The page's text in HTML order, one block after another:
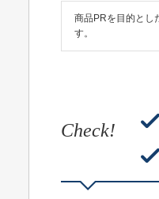
商品PRを目的とし
す。
Check!